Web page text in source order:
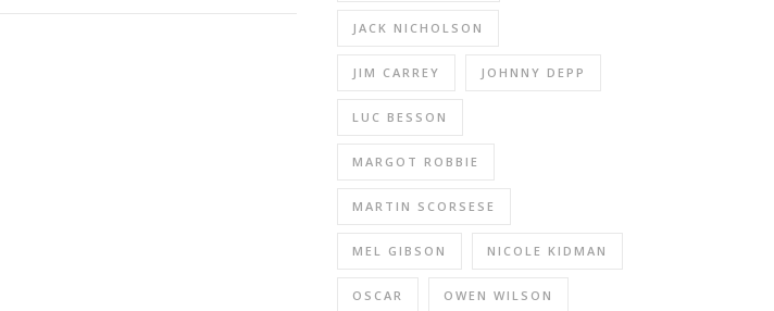
JACK NICHOLSON
JIM CARREY JOHNNY DEPP
LUC BESSON
MARGOT ROBBIE
MARTIN SCORSESE
MEL GIBSON NICOLE KIDMAN
OSCAR OWEN WILSON